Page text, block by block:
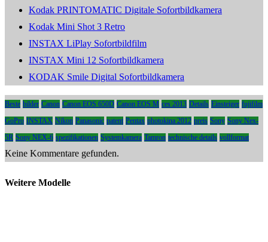
Kodak PRINTOMATIC Digitale Sofortbildkamera
Kodak Mini Shot 3 Retro
INSTAX LiPlay Sofortbildfilm
INSTAX Mini 12 Sofortbildkamera
KODAK Smile Digital Sofortbildkamera
Beste bilder Canon Canon EOS 650D Canon EOS M ces 2013 Details Einsteiger fujifilm
GoPro INSTAX Nikon Panasonic patent Pentax photokina 2012 preis Sony Sony Nex-
5R Sony NEX-6 spezifikationen Systemkamera Tamron technische details vollformat
Keine Kommentare gefunden.
Weitere Modelle